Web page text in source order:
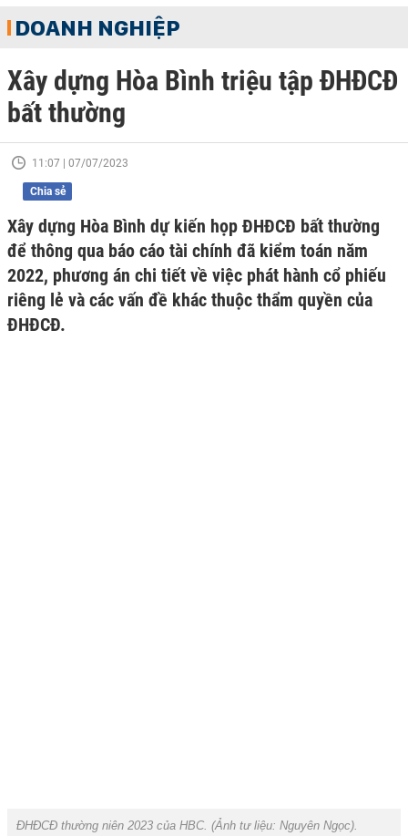
DOANH NGHIỆP
Xây dựng Hòa Bình triệu tập ĐHĐCĐ
bất thường
11:07 | 07/07/2023
Chia sẻ
Xây dựng Hòa Bình dự kiến họp ĐHĐCĐ bất thường
để thông qua báo cáo tài chính đã kiểm toán năm
2022, phương án chi tiết về việc phát hành cổ phiếu
riêng lẻ và các vấn đề khác thuộc thẩm quyền của
ĐHĐCĐ.
ĐHĐCĐ thường niên 2023 của HBC. (Ảnh tư liệu: Nguyên Ngọc).